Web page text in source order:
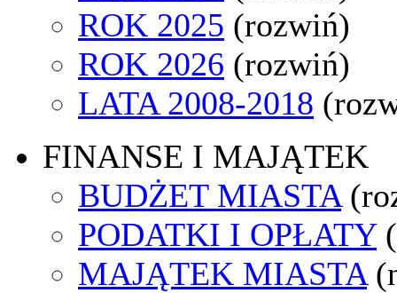
ROK 2025 (rozwiń)
ROK 2026 (rozwiń)
LATA 2008-2018
FINANSE I MAJĄTEK
BUDŻET MIASTA
PODATKI I OPŁATY
MAJĄTEK MIASTA